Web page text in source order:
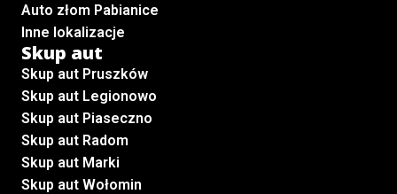
Auto złom Pabianice
Inne lokalizacje
Skup aut
Skup aut Pruszków
Skup aut Legionowo
Skup aut Piaseczno
Skup aut Radom
Skup aut Marki
Skup aut Wołomin